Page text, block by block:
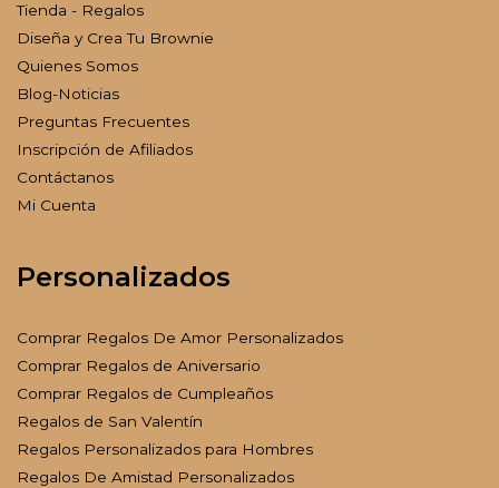
Tienda - Regalos
Diseña y Crea Tu Brownie
Quienes Somos
Blog-Noticias
Preguntas Frecuentes
Inscripción de Afiliados
Contáctanos
Mi Cuenta
Personalizados
Comprar Regalos De Amor Personalizados
Comprar Regalos de Aniversario
Comprar Regalos de Cumpleaños
Regalos de San Valentín
Regalos Personalizados para Hombres
Regalos De Amistad Personalizados